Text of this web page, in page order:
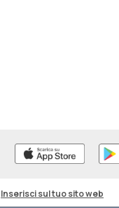
Inserisci sul tuo sito web